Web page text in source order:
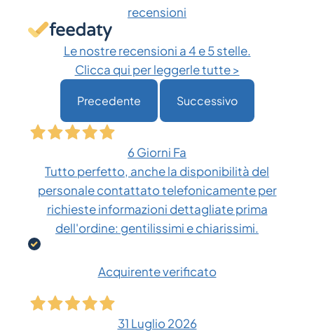
recensioni
Le nostre recensioni a 4 e 5 stelle.
Clicca qui per leggerle tutte >
Precedente Successivo
6 Giorni Fa
Tutto perfetto, anche la disponibilità del
personale contattato telefonicamente per
richieste informazioni dettagliate prima
dell'ordine: gentilissimi e chiarissimi.
Acquirente verificato
31 Luglio 2026